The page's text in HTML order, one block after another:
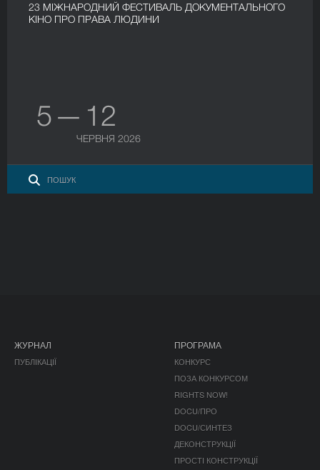
23 МІЖНАРОДНИЙ ФЕСТИВАЛЬ ДОКУМЕНТАЛЬНОГО
КІНО ПРО ПРАВА ЛЮДИНИ
5 — 12
ЧЕРВНЯ 2026
ЖУРНАЛ
ПУБЛІКАЦІЇ
ПРОГРАМА
КОНКУРС
ПОЗА КОНКУРСОМ
RIGHTS NOW!
DOCU/ПРО
DOCU/СИНТЕЗ
ДЕКОНСТРУКЦІЇ
ПРОСТІ КОНСТРУКЦІЇ